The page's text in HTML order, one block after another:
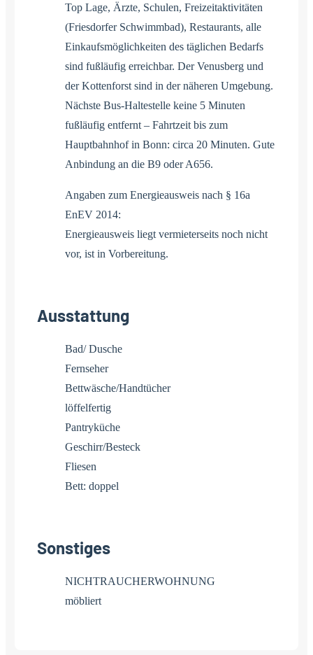
Top Lage, Ärzte, Schulen, Freizeitaktivitäten
(Friesdorfer Schwimmbad), Restaurants, alle
Einkaufsmöglichkeiten des täglichen Bedarfs
sind fußläufig erreichbar. Der Venusberg und
der Kottenforst sind in der näheren Umgebung.
Nächste Bus-Haltestelle keine 5 Minuten
fußläufig entfernt – Fahrtzeit bis zum
Hauptbahnhof in Bonn: circa 20 Minuten. Gute
Anbindung an die B9 oder A656.
Angaben zum Energieausweis nach § 16a
EnEV 2014:
Energieausweis liegt vermieterseits noch nicht
vor, ist in Vorbereitung.
Ausstattung
Bad/ Dusche
Fernseher
Bettwäsche/Handtücher
löffelfertig
Pantryküche
Geschirr/Besteck
Fliesen
Bett: doppel
Sonstiges
NICHTRAUCHERWOHNUNG
möbliert